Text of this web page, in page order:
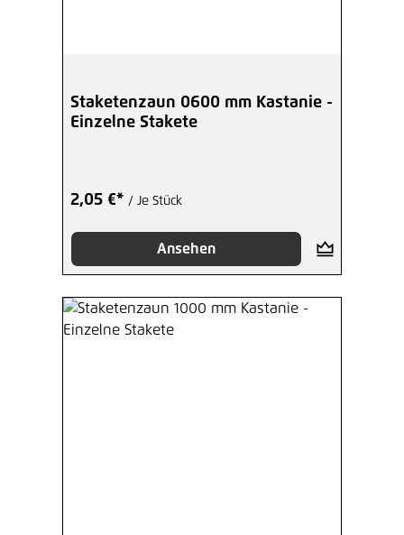
Staketenzaun 0600 mm Kastanie -
Einzelne Stakete
2,05 €* / Je Stück
Ansehen